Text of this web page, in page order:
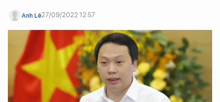
Anh Lê27/09/2022 12:57